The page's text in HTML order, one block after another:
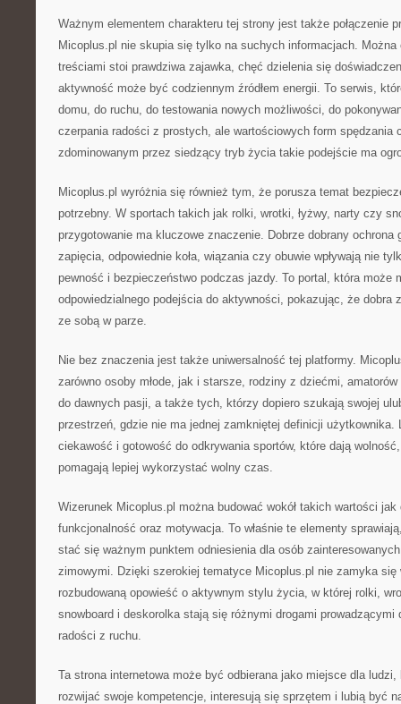
Ważnym elementem charakteru tej strony jest także połączenie
Micoplus.pl nie skupia się tylko na suchych informacjach.
treściami stoi prawdziwa zajawka, chęć dzielenia się
aktywność może być codziennym źródłem energii. To serwis,
domu, do ruchu, do testowania nowych możliwości, do
czerpania radości z prostych, ale wartościowych form spędzania
zdominowanym przez siedzący tryb życia takie podejście ma
Micoplus.pl wyróżnia się również tym, że porusza temat
potrzebny. W sportach takich jak rolki, wrotki, łyżwy, narty czy
przygotowanie ma kluczowe znaczenie. Dobrze dobrany ochrona
zapięcia, odpowiednie koła, wiązania czy obuwie wpływają nie
pewność i bezpieczeństwo podczas jazdy. To portal, która może
odpowiedzialnego podejścia do aktywności, pokazując, że dobra
ze sobą w parze.
Nie bez znaczenia jest także uniwersalność tej platformy.
zarówno osoby młode, jak i starsze, rodziny z dziećmi,
do dawnych pasji, a także tych, którzy dopiero szukają swojej
przestrzeń, gdzie nie ma jednej zamkniętej definicji użytkownika.
ciekawość i gotowość do odkrywania sportów, które dają
pomagają lepiej wykorzystać wolny czas.
Wizerunek Micoplus.pl można budować wokół takich wartości
funkcjonalność oraz motywacja. To właśnie te elementy
stać się ważnym punktem odniesienia dla osób
zimowymi. Dzięki szerokiej tematyce Micoplus.pl nie zamyka się
rozbudowaną opowieść o aktywnym stylu życia, w której rolki,
snowboard i deskorolka stają się różnymi drogami prowadzącymi
radości z ruchu.
Ta strona internetowa może być odbierana jako miejsce dla
rozwijać swoje kompetencje, interesują się sprzętem i lubią być